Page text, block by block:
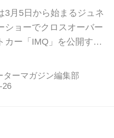
3月5日から始まるジュネ
ショーでクロスオーバー
カー「IMQ」を公開する
ターマガジン編集部